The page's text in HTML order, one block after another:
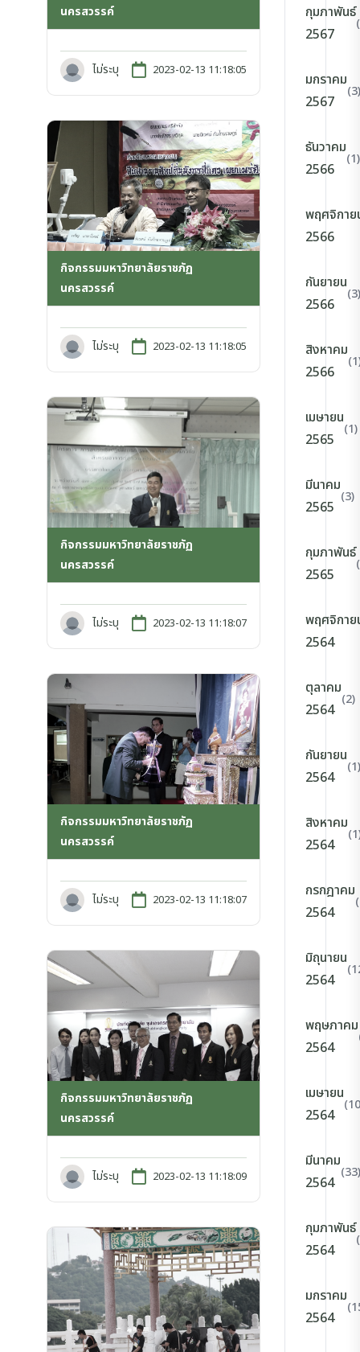
นครสวรรค์
ไม่ระบุ 2023-02-13 11:18:05
กิจกรรมมหาวิทยาลัยราชภัฏ
นครสวรรค์
ไม่ระบุ 2023-02-13 11:18:05
กิจกรรมมหาวิทยาลัยราชภัฏ
นครสวรรค์
ไม่ระบุ 2023-02-13 11:18:07
กิจกรรมมหาวิทยาลัยราชภัฏ
นครสวรรค์
ไม่ระบุ 2023-02-13 11:18:07
กิจกรรมมหาวิทยาลัยราชภัฏ
นครสวรรค์
ไม่ระบุ 2023-02-13 11:18:09
กุมภาพันธ์
2567
มกราคม
2567
(3)
ธันวาคม
2566
(1)
พฤศจิกาย
2566
กันยายน
2566
(3)
สิงหาคม
2566
เมษายน
2565
(1)
มีนาคม
2565
(3)
กุมภาพันธ์
2565
พฤศจิกาย
2564
ตุลาคม
2564
(2)
กันยายน
2564
(1)
สิงหาคม
2564
กรกฎาคม
2564
มิถุนายน
2564
พฤษภาคม
2564
เมษายน
2564
มีนาคม
2564
(33)
กุมภาพันธ์
2564
มกราคม
2564